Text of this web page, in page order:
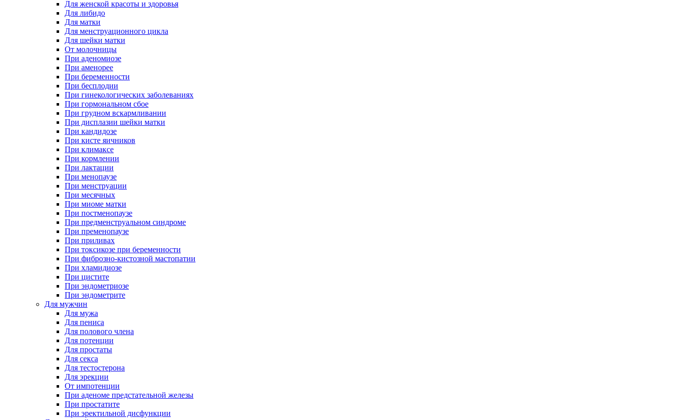
Для женской красоты и здоровья
Для либидо
Для матки
Для менструационного цикла
Для шейки матки
От молочницы
При аденомиозе
При аменорее
При беременности
При бесплодии
При гинекологических заболеваниях
При гормональном сбое
При грудном вскармливании
При дисплазии шейки матки
При кандидозе
При кисте яичников
При климаксе
При кормлении
При лактации
При менопаузе
При менструации
При месячных
При миоме матки
При постменопаузе
При предменструальном синдроме
При пременопаузе
При приливах
При токсикозе при беременности
При фиброзно-кистозной мастопатии
При хламидиозе
При цистите
При эндометриозе
При эндометрите
Для мужчин
Для мужа
Для пениса
Для полового члена
Для потенции
Для простаты
Для секса
Для тестостерона
Для эрекции
От импотенции
При аденоме предстательной железы
При простатите
При эректильной дисфункции